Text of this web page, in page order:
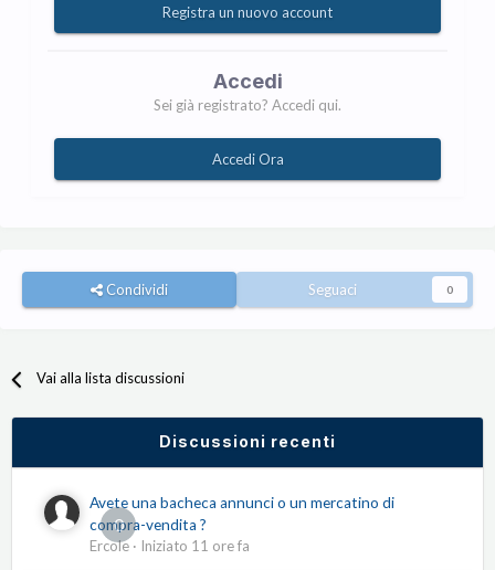
Registra un nuovo account
Accedi
Sei già registrato? Accedi qui.
Accedi Ora
Condividi Seguaci 0
Vai alla lista discussioni
Discussioni recenti
0
Avete una bacheca annunci o un mercatino di
compra-vendita ?
Ercole · Iniziato 11 ore fa